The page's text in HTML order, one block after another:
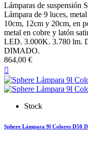
Lámparas de suspensión
Lámpara de 9 luces,
10cm, 12cm y 20cm, en
metal en cobre y latón
LED. 3.000K. 3.780
DIMADO.
864,00 €

Stock
Sphere Lámpara 9l Colores D50